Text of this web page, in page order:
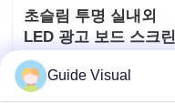
초슬림 투명 실내외
LED 광고 보드 스크린
디스플레이
문의 보내기
Guide Visual